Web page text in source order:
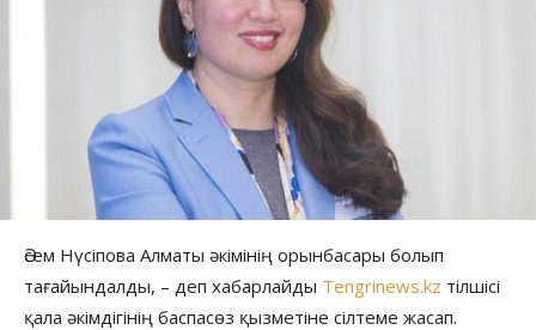
Әсем Нүсіпова Алматы әкімінің орынбасары болып
тағайындалды, – деп хабарлайды Tengrinews.kz тілшісі
қала әкімдігінің баспасөз қызметіне сілтеме жасап.